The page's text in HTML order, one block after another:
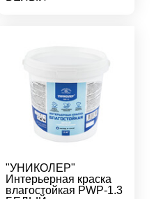
"УНИКОЛЕР"
Интерьерная краска
влагостойкая PWP-1.3